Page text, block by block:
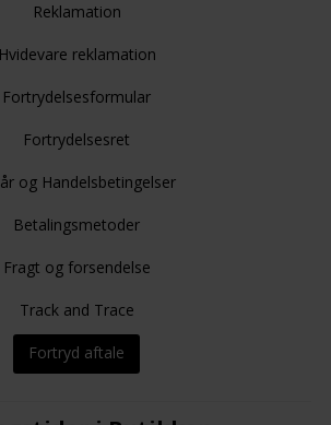
Reklamation
Hvidevare reklamation
Fortrydelsesformular
Fortrydelsesret
og Handelsbetingelser
Betalingsmetoder
Fragt og forsendelse
Track and Trace
Fortryd aftale